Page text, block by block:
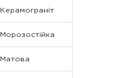
Керамограніт
Морозостійка
Матова